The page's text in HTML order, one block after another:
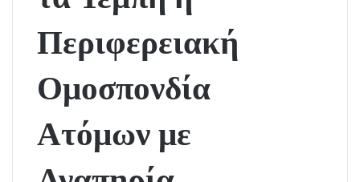
Περιφερειακή
Ομοσπονδία
Ατόμων με